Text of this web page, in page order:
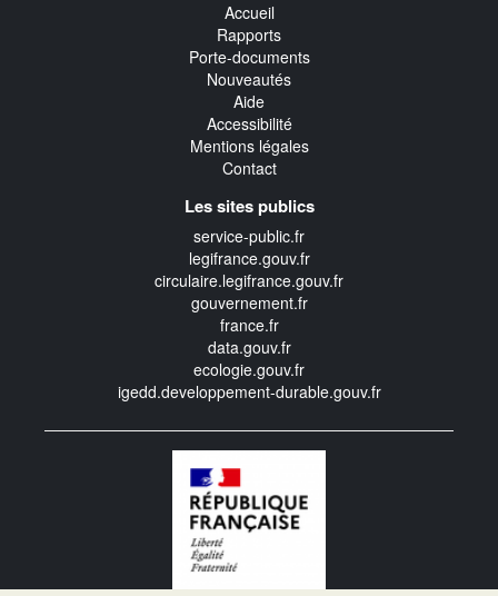
Accueil
Rapports
Porte-documents
Nouveautés
Aide
Accessibilité
Mentions légales
Contact
Les sites publics
service-public.fr
legifrance.gouv.fr
circulaire.legifrance.gouv.fr
gouvernement.fr
france.fr
data.gouv.fr
ecologie.gouv.fr
igedd.developpement-durable.gouv.fr